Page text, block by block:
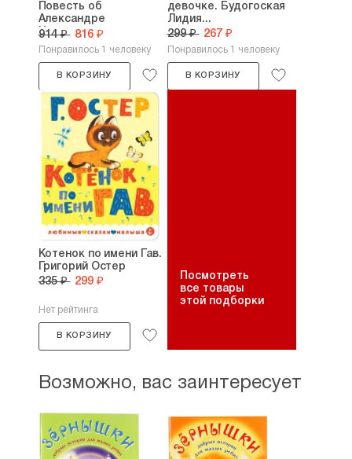
Повесть об
Александре
Невском....
914 ₽ 816 ₽
Понравилось 1 человеку
В КОРЗИНУ
девочке. Будогоская
Лидия...
299 ₽ 267 ₽
Понравилось 1 человеку
В КОРЗИНУ
Котенок по имени Гав.
Григорий Остер
335 ₽ 299 ₽
Нет рейтинга
В КОРЗИНУ
Посмотреть
все товары
этой подборки
Возможно, вас заинтересует